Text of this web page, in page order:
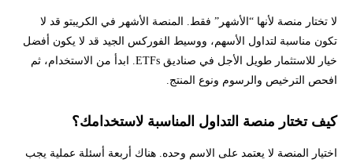
لا تختار منصة لأنها “الأشهر” فقط. المنصة الأشهر في الكريبتو قد لا
تكون مناسبة لتداول الأسهم، ووسيط الفوركس الجيد قد لا يكون أفضل
خيار للاستثمار طويل الأجل في صناديق ETFs. ابدأ من الاستخدام، ثم
افحص الترخيص والرسوم ونوع المنتج.
كيف تختار منصة التداول المناسبة لاستخدامك؟
اختيار المنصة لا يعتمد على الاسم وحده. هناك أربعة أسئلة عملية يجب